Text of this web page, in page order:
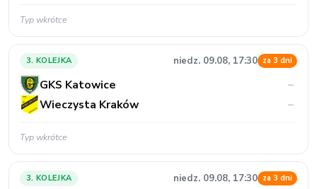
Typ wkrótce
3. KOLEJKA niedz. 09.08, 17:30 za 3 dni
GKS Katowice
–
Wieczysta Kraków
–
Typ wkrótce
3. KOLEJKA niedz. 09.08, 17:30 za 3 dni